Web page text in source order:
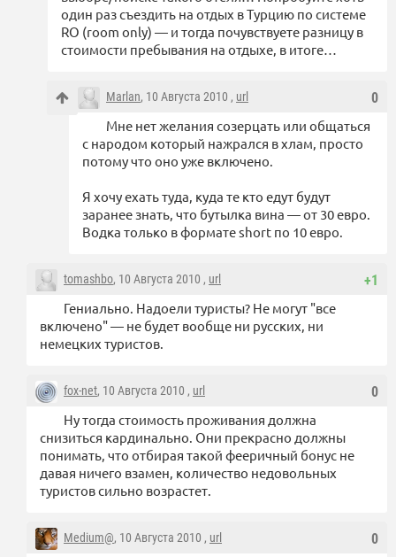
один раз съездить на отдых в Турцию по системе
RO (room only) — и тогда почувствуете разницу в
стоимости пребывания на отдыхе, в итоге…
0
Marlan, 10 Августа 2010 , url
Мне нет желания созерцать или общаться
с народом который нажрался в хлам, просто
потому что оно уже включено.
Я хочу ехать туда, куда те кто едут будут
заранее знать, что бутылка вина — от 30 евро.
Водка только в формате short по 10 евро.
+1
tomashbo, 10 Августа 2010 , url
Гениально. Надоели туристы? Не могут "все
включено" — не будет вообще ни русских, ни
немецких туристов.
0
fox-net, 10 Августа 2010 , url
Ну тогда стоимость проживания должна
снизиться кардинально. Они прекрасно должны
понимать, что отбирая такой фееричный бонус не
давая ничего взамен, количество недовольных
туристов сильно возрастет.
0
Medium@, 10 Августа 2010 , url